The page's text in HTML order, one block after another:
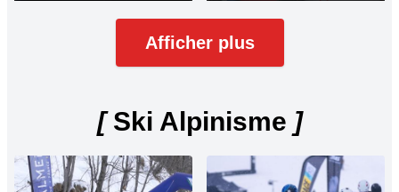
Afficher plus
[Ski Alpinisme ]